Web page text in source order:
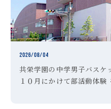
2026/08/04
共栄学園の中学男子バスケ
１０月にかけて部活動体